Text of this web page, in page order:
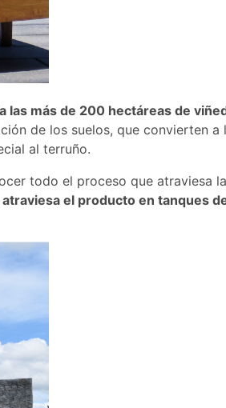
las más de 200 hectáreas de
de los suelos, que convierten a
al terruño.
todo el proceso que atraviesa
el producto en tanques